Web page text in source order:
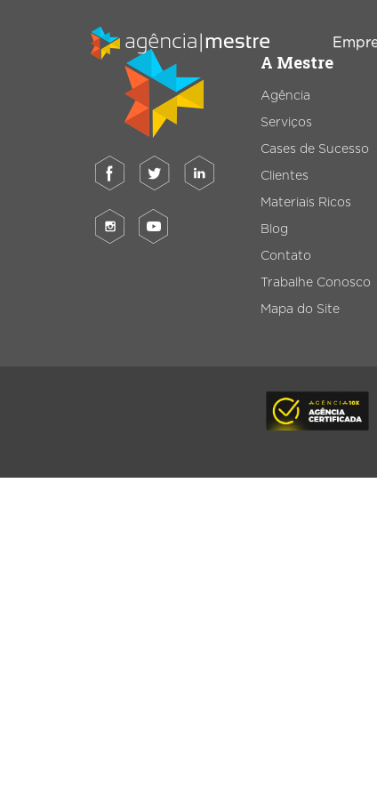
Marketing
Inbound
Gestão de RD
SEO
Consultoria de
Auditoria de
Migração de
A Mestre
Agência
Serviços
Cases de Sucesso
Clientes
Materiais Ricos
Blog
Contato
Trabalhe Conosco
Mapa do Site